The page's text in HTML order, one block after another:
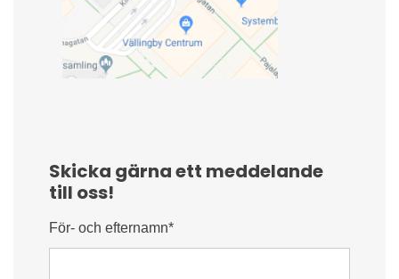
Skicka gärna ett meddelande
till oss!
För- och efternamn*